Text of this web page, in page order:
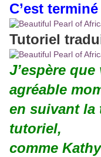
C’est terminé
Tutoriel
J’espère
agréable
en suivant la
tutoriel,
comme